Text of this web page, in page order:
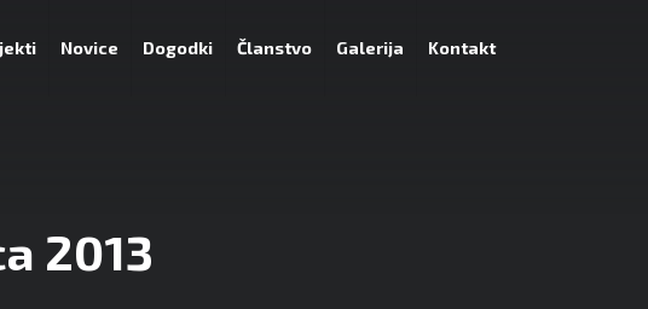
Novice Dogodki Članstvo Galerija Kontakt
2013